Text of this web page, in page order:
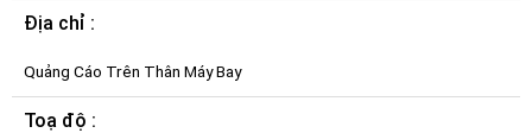
Địa chỉ :
Quảng Cáo Trên Thân Máy Bay
Toạ độ :